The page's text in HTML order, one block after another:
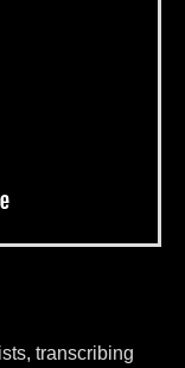
transcribing